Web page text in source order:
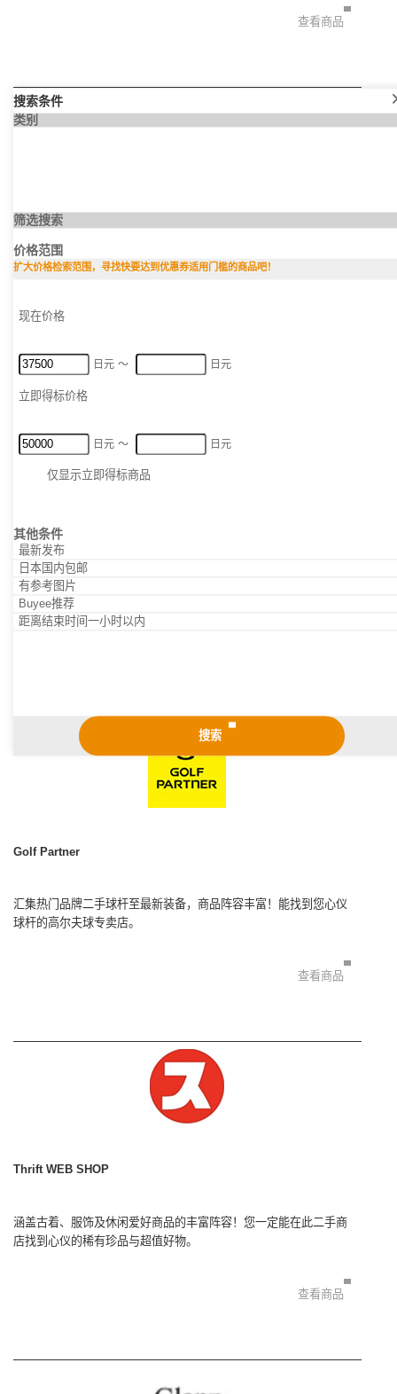
搜索条件
类别
筛选搜索
价格范围
扩大价格检索范围，寻找快要达到优惠券适用门槛的商品吧！
现在价格
现在价格 (最低)日元 〜
现在价格 (最高)
日元
立即得标价格
立即得标价格 (最低)
日元 〜
立即得标价格 (最高)
日元
仅显示立即得标商品
其他条件
最新发布
日本国内包邮
有参考图片
Buyee推荐
距离结束时间一小时以内
搜索
查看商品
PLAYMART
从最新款到高性价比的经典旧款，我们为您提供经过严格功能检测
7HOURS
经过专业翻新、焕发如新光彩的“传世珍品”，现以二手特有的超值价
格为您奉上。
Golf Partner
汇集热门品牌二手球杆至最新装备，商品阵容丰富！能找到您心仪
球杆的高尔夫球专卖店。
查看商品
Thrift WEB SHOP
涵盖古着、服饰及休闲爱好商品的丰富阵容！您一定能在此二手商
店找到心仪的稀有珍品与超值好物。
查看商品